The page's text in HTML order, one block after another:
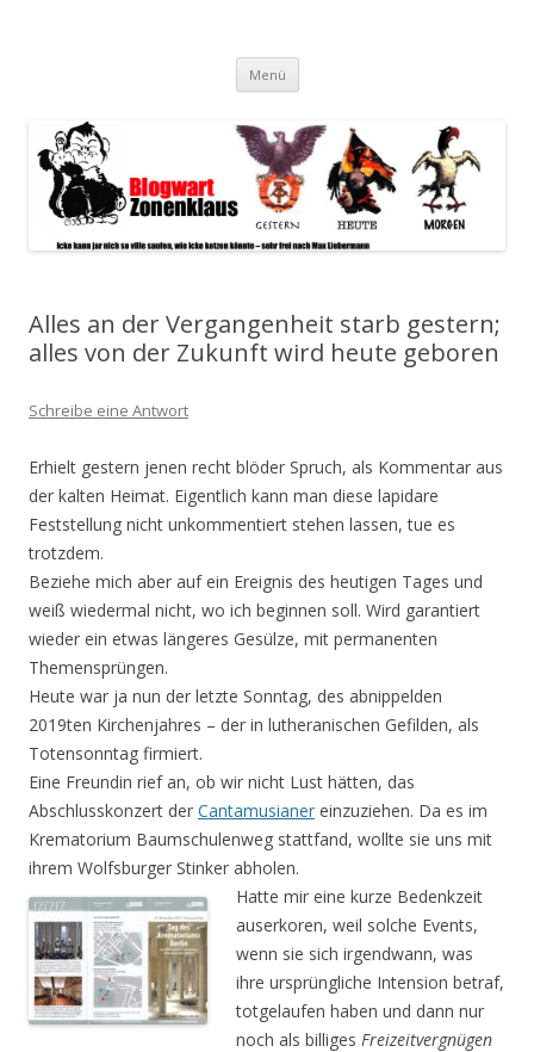
spiegeln im wesentlichen den Gesundheitszustand dieser unserer
Menü Zum
springen
Alles an der Vergangenheit starb gestern;
alles von der Zukunft wird heute geboren
Schreibe eine Antwort
Erhielt gestern jenen recht blöder Spruch, als Kommentar aus
der kalten Heimat. Eigentlich kann man diese lapidare
Feststellung nicht unkommentiert stehen lassen, tue es
trotzdem.
Beziehe mich aber auf ein Ereignis des heutigen Tages und
weiß wiedermal nicht, wo ich beginnen soll. Wird garantiert
wieder ein etwas längeres Gesülze, mit permanenten
Themensprüngen.
Heute war ja nun der letzte Sonntag, des abnippelden
2019ten Kirchenjahres – der in lutheranischen Gefilden, als
Totensonntag firmiert.
Eine Freundin rief an, ob wir nicht Lust hätten, das
Abschlusskonzert der Cantamusianer einzuziehen. Da es im
Krematorium Baumschulenweg stattfand, wollte sie uns mit
ihrem Wolfsburger Stinker abholen.
Hatte mir eine kurze Bedenkzeit
auserkoren, weil solche Events,
wenn sie sich irgendwann, was
ihre ursprüngliche Intension betraf,
totgelaufen haben und dann nur
noch als billiges Freizeitvergnügen